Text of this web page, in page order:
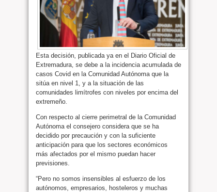
Esta decisión, publicada ya en el Diario Oficial de
Extremadura, se debe a la incidencia acumulada de
casos Covid en la Comunidad Autónoma que la
sitúa en nivel 1, y a la situación de las
comunidades limítrofes con niveles por encima del
extremeño.
Con respecto al cierre perimetral de la Comunidad
Autónoma el consejero considera que se ha
decidido por precaución y con la suficiente
anticipación para que los sectores económicos
más afectados por el mismo puedan hacer
previsiones.
“Pero no somos insensibles al esfuerzo de los
autónomos, empresarios, hosteleros y muchas